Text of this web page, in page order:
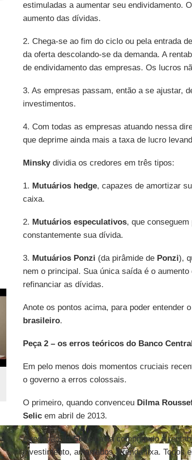
estimuladas a aumentar seu endividamento.
aumento das dívidas.
2. Chega-se ao fim do ciclo ou pela entrada
da oferta descolando-se da demanda. A
de endividamento das empresas. Os lucros
3. As empresas passam, então a se ajustar,
investimentos.
4. Com todas as empresas atuando nessa
que deprime ainda mais a taxa de lucro
Minskydividia os credores em três tipos:
1. Mutuários hedge, capazes de amortizar
caixa.
2. Mutuários especulativos, que
constantemente sua dívida.
3. Mutuários Ponzi (da pirâmide de Ponzi),
nem o principal. Sua única saída é o
refinanciar as dívidas.
Anote os pontos acima, para poder entender
brasileiro.
Peça 2 – os erros teóricos do Banco
Em pelo menos dois momentos cruciais
o governo a erros colossais.
O primeiro, quando convenceu Dilma
Selicem abril de 2013.
A redução daSelic havia comprimido a
investimento, amarrados à renda fixa. Todos